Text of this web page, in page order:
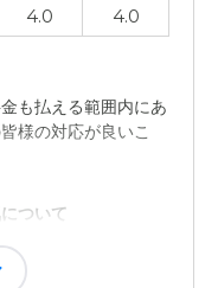
行き届いています。
どよいいみで、たも
回りもありますよ。
ります。近隣は閑静
4.0 4.0
も払える範囲内にあ
様の対応が良いこ
ついて
切丁寧で親身になっ
流もある。